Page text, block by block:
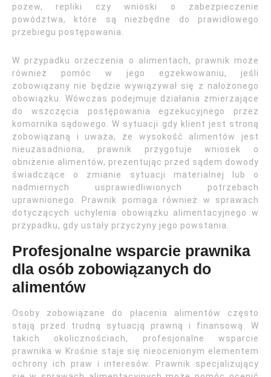
pozew, repliki czy wnioski o zabezpieczenie
powództwa, które są niezbędne do prawidłowego
przebiegu postępowania.
W przypadku orzeczenia o alimentach, prawnik może
również pomóc w jego egzekwowaniu, jeśli
zobowiązany nie będzie wywiązywał się z nałożonego
obowiązku. Wówczas podejmuje działania zmierzające
do wszczęcia postępowania egzekucyjnego przez
komornika sądowego. W sytuacji gdy klient jest stroną
zobowiązaną i uważa, że wysokość alimentów jest
nieuzasadniona, prawnik przygotuje wniosek o
obniżenie alimentów, prezentując przed sądem dowody
świadczące o zmianie sytuacji materialnej lub o
nadmiernych usprawiedliwionych potrzebach
uprawnionego. Prawnik pomaga również w sprawach
dotyczących uchylenia obowiązku alimentacyjnego w
przypadku, gdy ustały przyczyny jego powstania.
Profesjonalne wsparcie prawnika
dla osób zobowiązanych do
alimentów
Osoby zobowiązane do płacenia alimentów często
stają przed trudną sytuacją prawną i finansową. W
takich okolicznościach, profesjonalne wsparcie
prawnika w Krośnie staje się nieocenionym elementem
ochrony ich praw i interesów. Prawnik specjalizujący